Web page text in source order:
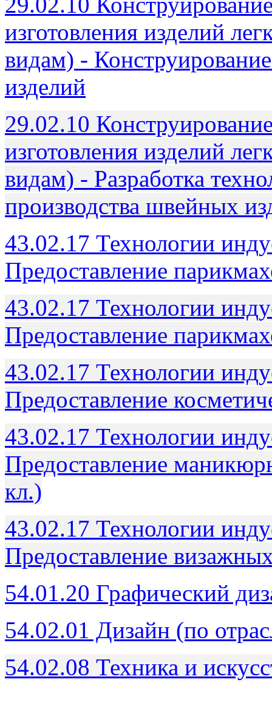
изготовления изделий
видам) -
изделий
29.02.10
изготовления изделий
видам) - Разработка
производства швейных
43.02.17 Технологии
Предоставление
43.02.17 Технологии
Предоставление
43.02.17 Технологии
Предоставление
43.02.17 Технологии
Предоставление
кл.)
43.02.17 Технологии
Предоставление
54.01.20 Графический
54.02.01 Дизайн (по
54.02.08 Техника и